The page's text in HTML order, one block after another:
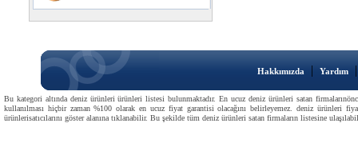
Hakkımızda | Yardım
Bu kategori altında deniz ürünleri ürünleri listesi bulunmaktadır. En ucuz deniz ürünleri satan
kullanılması hiçbir zaman %100 olarak en ucuz fiyat garantisi olacağını belirleyemez. deniz ürünleri
ürünlerisatıcılarını göster alanına tıklanabilir. Bu şekilde tüm deniz ürünleri satan firmaların listesine